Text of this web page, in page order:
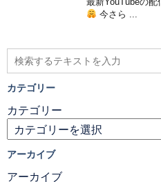
今さら ...
カテゴリー
カテゴリー
アーカイブ
アーカイブ